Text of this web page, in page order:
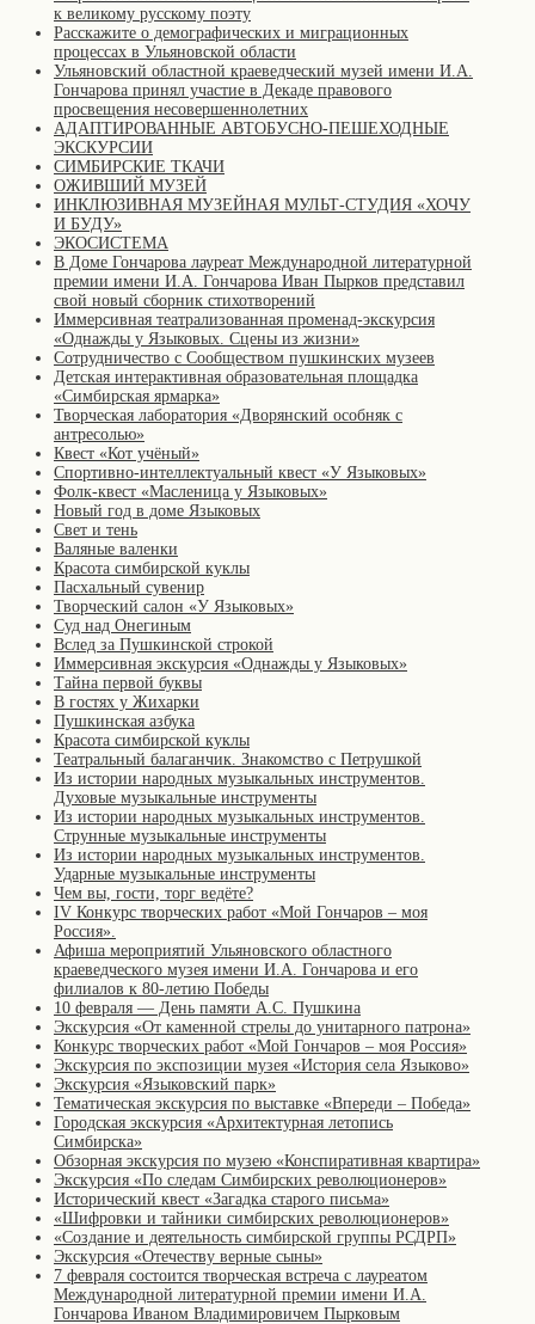
к великому русскому поэту
Расскажите о демографических и миграционных
процессах в Ульяновской области
Ульяновский областной краеведческий музей имени И.А.
Гончарова принял участие в Декаде правового
просвещения несовершеннолетних
АДАПТИРОВАННЫЕ АВТОБУСНО-ПЕШЕХОДНЫЕ
ЭКСКУРСИИ
СИМБИРСКИЕ ТКАЧИ
ОЖИВШИЙ МУЗЕЙ
ИНКЛЮЗИВНАЯ МУЗЕЙНАЯ МУЛЬТ-СТУДИЯ «ХОЧУ
И БУДУ»
ЭКОСИСТЕМА
В Доме Гончарова лауреат Международной литературной
премии имени И.А. Гончарова Иван Пырков представил
свой новый сборник стихотворений
Иммерсивная театрализованная променад-экскурсия
«Однажды у Языковых. Сцены из жизни»
Сотрудничество с Сообществом пушкинских музеев
Детская интерактивная образовательная площадка
«Симбирская ярмарка»
Творческая лаборатория «Дворянский особняк с
антресолью»
Квест «Кот учёный»
Спортивно-интеллектуальный квест «У Языковых»
Фолк-квест «Масленица у Языковых»
Новый год в доме Языковых
Свет и тень
Валяные валенки
Красота симбирской куклы
Пасхальный сувенир
Творческий салон «У Языковых»
Суд над Онегиным
Вслед за Пушкинской строкой
Иммерсивная экскурсия «Однажды у Языковых»
Тайна первой буквы
В гостях у Жихарки
Пушкинская азбука
Красота симбирской куклы
Театральный балаганчик. Знакомство с Петрушкой
Из истории народных музыкальных инструментов.
Духовые музыкальные инструменты
Из истории народных музыкальных инструментов.
Струнные музыкальные инструменты
Из истории народных музыкальных инструментов.
Ударные музыкальные инструменты
Чем вы, гости, торг ведёте?
IV Конкурс творческих работ «Мой Гончаров – моя
Россия».
Афиша мероприятий Ульяновского областного
краеведческого музея имени И.А. Гончарова и его
филиалов к 80-летию Победы
10 февраля — День памяти А.С. Пушкина
Экскурсия «От каменной стрелы до унитарного патрона»
Конкурс творческих работ «Мой Гончаров – моя Россия»
Экскурсия по экспозиции музея «История села Языково»
Экскурсия «Языковский парк»
Тематическая экскурсия по выставке «Впереди – Победа»
Городская экскурсия «Архитектурная летопись
Симбирска»
Обзорная экскурсия по музею «Конспиративная квартира»
Экскурсия «По следам Симбирских революционеров»
Исторический квест «Загадка старого письма»
«Шифровки и тайники симбирских революционеров»
«Создание и деятельность симбирской группы РСДРП»
Экскурсия «Отечеству верные сыны»
7 февраля состоится творческая встреча с лауреатом
Международной литературной премии имени И.А.
Гончарова Иваном Владимировичем Пырковым